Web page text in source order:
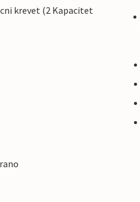
krevet (2 Kapacitet